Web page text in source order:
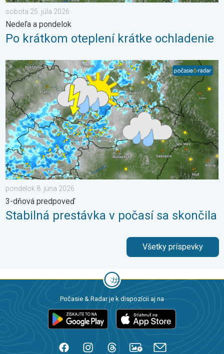
sobota 25. júla 2026
Nedeľa a pondelok
Po krátkom oteplení krátke ochladenie
Stabilná prestávka v počasí sa skončila. 3-dňová predpoveď.
pondelok 8. júna 2026
3-dňová predpoveď
Stabilná prestávka v počasí sa skončila
Všetky príspevky
Počasie & Radar je k dispozícii aj na